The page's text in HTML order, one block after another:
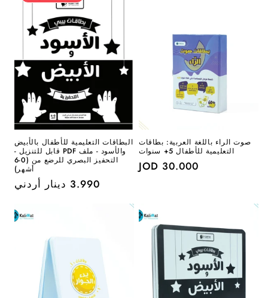
صوت الراء باللغة العربية: بطاقات
التعليمية للأطفال 5+ سنوات
سعر
30.000 JOD
البطاقات التعليمية للأطفال بالأبيض
والأسود - ملف PDF قابل للتنزيل -
التحفيز البصري للرضع من (0-6
أشهر)
السعر
3.990 دينار أردني